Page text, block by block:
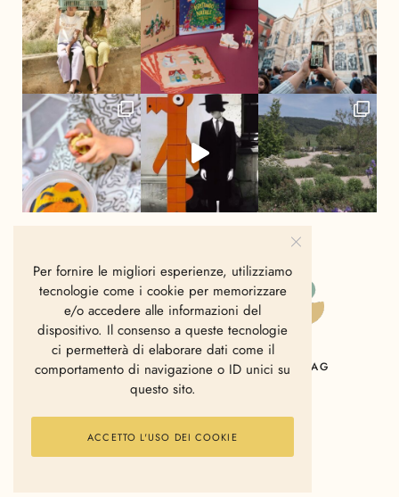
2006 - 2025 © Polkadot
HOME CHI SIAMO CONTATTI MAG
Per fornire le migliori esperienze, utilizziamo
tecnologie come i cookie per memorizzare
e/o accedere alle informazioni del
dispositivo. Il consenso a queste tecnologie
ci permetterà di elaborare dati come il
comportamento di navigazione o ID unici su
questo sito.
ACCETTO L'USO DEI COOKIE